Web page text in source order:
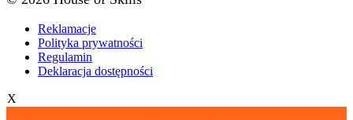
Reklamacje
Polityka prywatności
Regulamin
Deklaracja dostępności
X